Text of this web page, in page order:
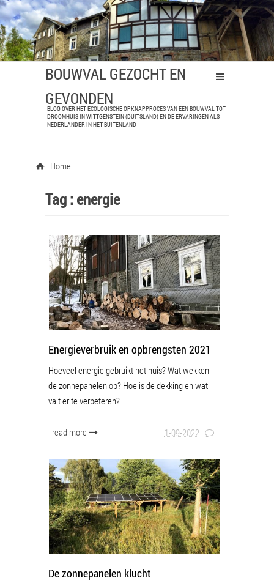
BOUWVAL GEZOCHT EN
GEVONDEN
BLOG OVER HET ECOLOGISCHE OPKNAPPROCES VAN EEN BOUWVAL TOT
DROOMHUIS IN WITTGENSTEIN (DUITSLAND) EN DE ERVARINGEN ALS
NEDERLANDER IN HET BUITENLAND
Home
Tag :energie
Energieverbruik en opbrengsten 2021
Hoeveel energie gebruikt het huis? Wat wekken
de zonnepanelen op? Hoe is de dekking en wat
valt er te verbeteren?
read more 1-09-2022 |
De zonnepanelen klucht